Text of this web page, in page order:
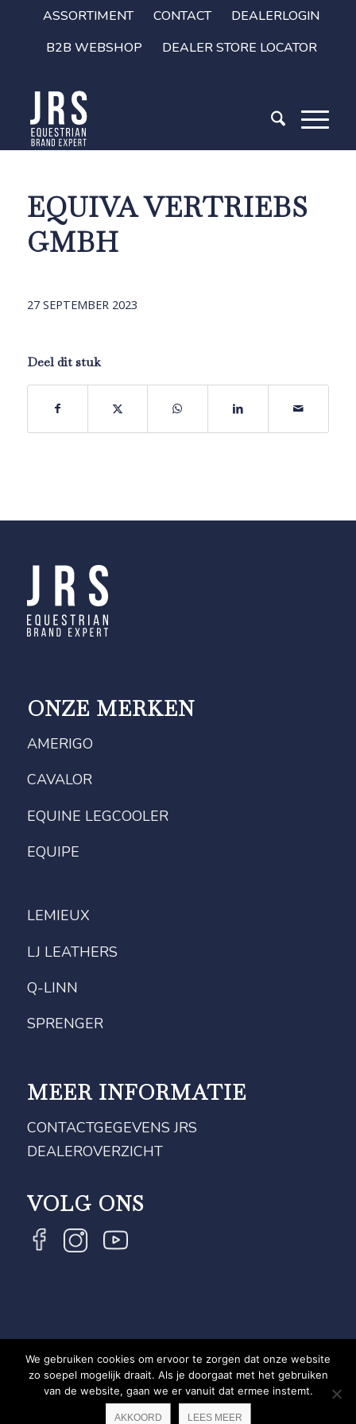
ASSORTIMENT CONTACT
DEALERLOGIN
B2B WEBSHOP
DEALER STORE LOCATOR
EQUIVA VERTRIEBS
GMBH
27 SEPTEMBER 2023
Deel dit stuk
ONZE MERKEN
AMERIGO
CAVALOR
EQUINE LEGCOOLER
EQUIPE
LEMIEUX
LJ LEATHERS
Q-LINN
SPRENGER
MEER INFORMATIE
CONTACTGEGEVENS JRS
DEALEROVERZICHT
VOLG ONS
COPYRIGHT JRS - EQUESTRIAN BRAND EXPERT -
PRIVACYVERKLARING
WEBSITE DOOR NEWMORE
We gebruiken cookies om ervoor te zorgen dat onze website
zo soepel mogelijk draait. Als je doorgaat met het gebruiken
van de website, gaan we er vanuit dat ermee instemt.
AKKOORD LEES MEER